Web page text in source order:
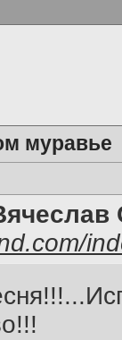
муравье